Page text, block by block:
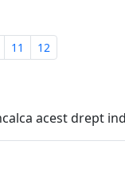
11 12
acest drept